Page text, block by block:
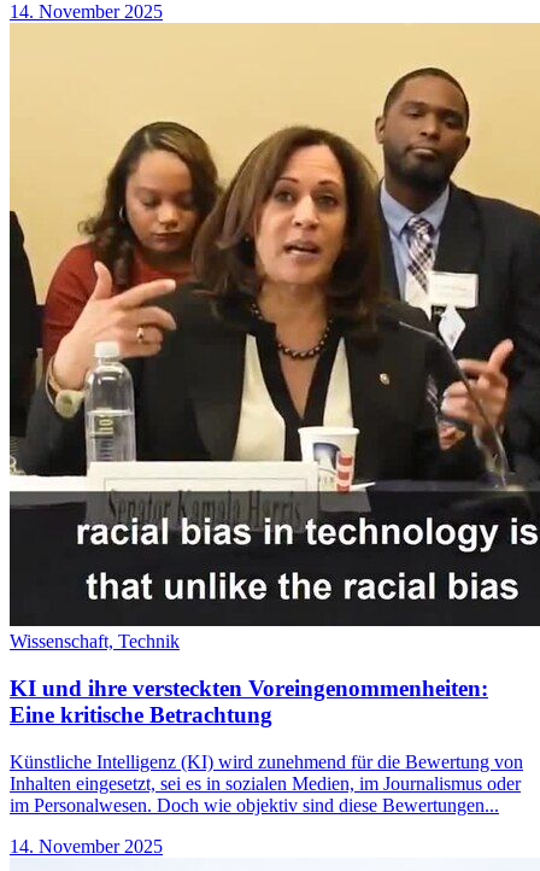
14. November 2025
Wissenschaft, Technik
KI und ihre versteckten Voreingenommenheiten:
Eine kritische Betrachtung
Künstliche Intelligenz (KI) wird zunehmend für die Bewertung von
Inhalten eingesetzt, sei es in sozialen Medien, im Journalismus oder
im Personalwesen. Doch wie objektiv sind diese Bewertungen...
14. November 2025